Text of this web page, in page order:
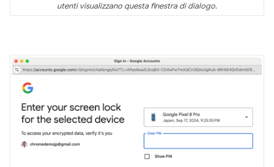
utenti visualizzano questa finestra di dialogo.